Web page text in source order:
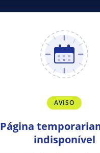
AVISO
Página
indisponível